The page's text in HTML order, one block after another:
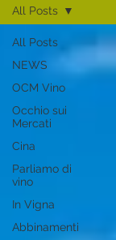
All Posts
NEWS
OCM Vino
Occhio sui
Mercati
Cina
Parliamo di
vino
In Vigna
Abbinamenti
All Posts